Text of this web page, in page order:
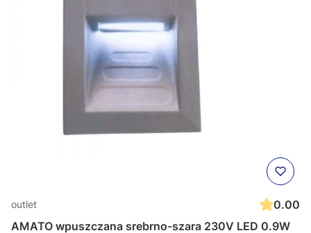
outlet
0.00
AMATO wpuszczana srebrno-szara 230V LED 0.9W